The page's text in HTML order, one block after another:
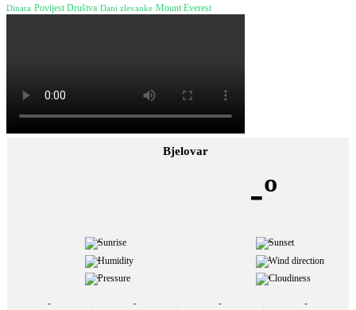
Dinara Povijest Društva Dani zlevanke Mount Everest
Bjelovar
-º
-
-
-
-
-
-
-
-
-
-